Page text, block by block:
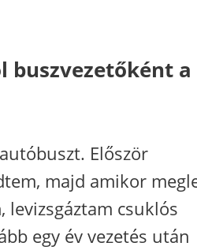
buszvezetőként a
Először
majd amikor
levizsgáztam csuklós
egy év vezetés után